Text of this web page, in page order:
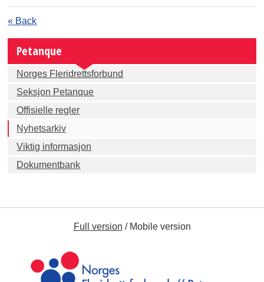
« Back
Petanque
Norges Fleridrettsforbund
Seksjon Petanque
Offisielle regler
Nyhetsarkiv
Viktig informasjon
Dokumentbank
Full version /Mobile version